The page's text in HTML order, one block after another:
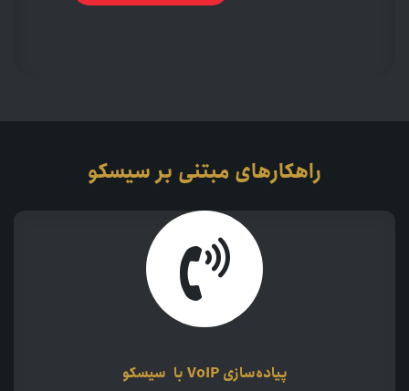
راهکارهای مبتنی برسیسکو​
پیاده‌سازی VoIP با سیسکو